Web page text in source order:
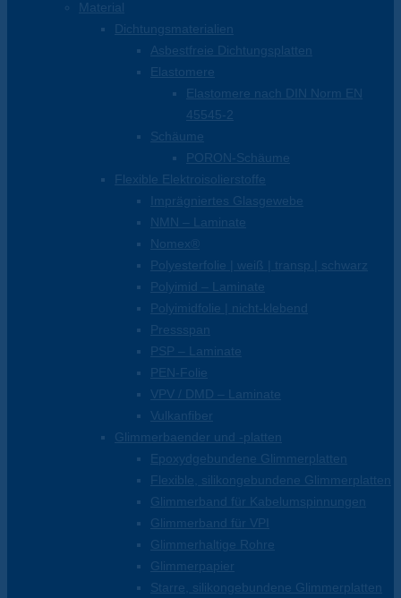
Material
Dichtungsmaterialien
Asbestfreie Dichtungsplatten
Elastomere
Elastomere nach DIN Norm EN
45545-2
Schäume
PORON-Schäume
Flexible Elektroisolierstoffe
Imprägniertes Glasgewebe
NMN – Laminate
Nomex®
Polyesterfolie | weiß | transp.| schwarz
Polyimid – Laminate
Polyimidfolie | nicht-klebend
Pressspan
PSP – Laminate
PEN-Folie
VPV / DMD – Laminate
Vulkanfiber
Glimmerbaender und -platten
Epoxydgebundene Glimmerplatten
Flexible, silikongebundene Glimmerplatten
Glimmerband für Kabelumspinnungen
Glimmerband für VPI
Glimmerhaltige Rohre
Glimmerpapier
Starre, silikongebundene Glimmerplatten